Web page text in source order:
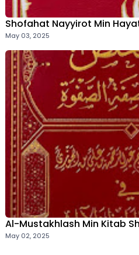
Shofahat Nayyirot Min
May 03, 2025
Al-Mustakhlash Min Kitab
May 02, 2025